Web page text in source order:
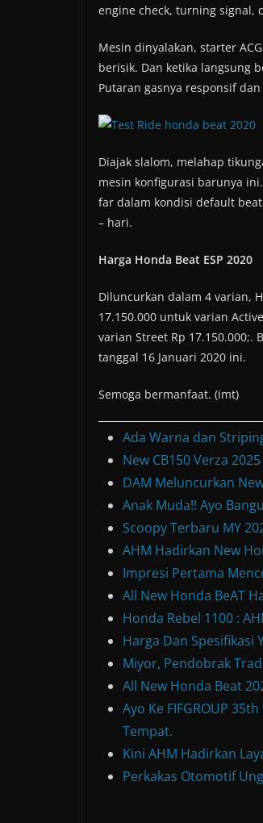
engine check, turning signal,
Mesin dinyalakan, starter
berisik. Dan ketika langsung
Putaran gasnya responsif
Diajak slalom, melahap
mesin konfigurasi barunya
far dalam kondisi default
– hari.
Harga Honda Beat ESP 2020
Diluncurkan dalam 4 varian,
17.150.000 untuk varian
varian Street Rp
tanggal 16 Januari 2020 ini.
Semoga bermanfaat. (imt)
Ada Warna dan
New CB150 Verza
DAM Meluncurkan
Anak Muda!! Ayo
Scoopy Terbaru MY
AHM Hadirkan New
Impresi Pertama
All New Honda BeAT
Honda Rebel 1100 :
Harga Dan Spesifikasi
Miyor, Pendobrak
All New Honda Beat
Ayo Ke FIFGROUP
Tempat.
Kini AHM Hadirkan
Perkakas Otomotif